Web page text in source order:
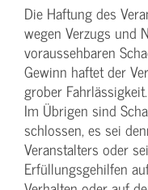
Die Haftung des
wegen Verzugs und
voraussehbaren
Gewinn haftet der
grober Fahrlässigkeit.
Im Übrigen sind
schlossen, es sei
Veranstalters oder
Erfüllungsgehilfen